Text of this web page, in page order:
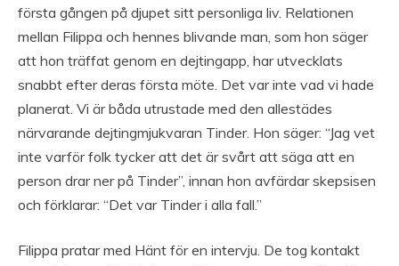
första gången på djupet sitt personliga liv. Relationen
mellan Filippa och hennes blivande man, som hon säger
att hon träffat genom en dejtingapp, har utvecklats
snabbt efter deras första möte. Det var inte vad vi hade
planerat. Vi är båda utrustade med den allestädes
närvarande dejtingmjukvaran Tinder. Hon säger: “Jag vet
inte varför folk tycker att det är svårt att säga att en
person drar ner på Tinder”, innan hon avfärdar skepsisen
och förklarar: “Det var Tinder i alla fall.”
Filippa pratar med Hänt för en intervju. De tog kontakt